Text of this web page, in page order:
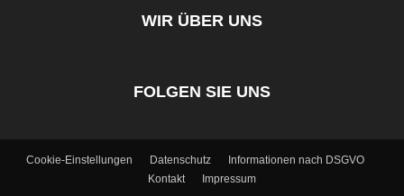
WIR ÜBER UNS
FOLGEN SIE UNS
Cookie-Einstellungen Datenschutz
Informationen nach DSGVO
Kontakt
Impressum